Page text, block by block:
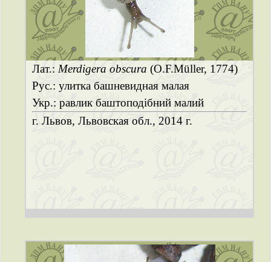
Лат.: Merdigera obscura (O.F.Müller, 1774)
Рус.: улитка башневидная малая
Укр.: равлик баштоподібний малий
г. Львов, Львовская обл., 2014 г.